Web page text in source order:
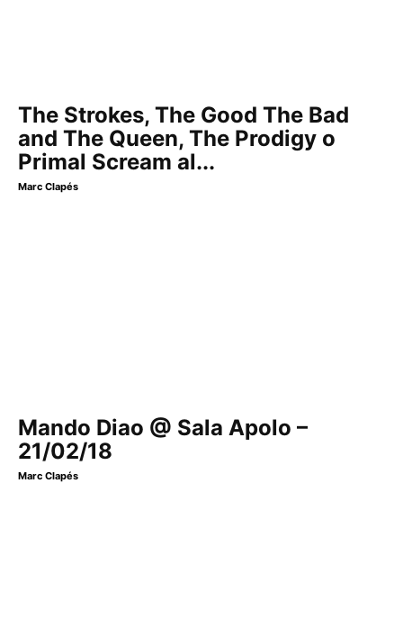
The Strokes, The Good The Bad
and The Queen, The Prodigy o
Primal Scream al...
Marc Clapés
Mando Diao @ Sala Apolo –
21/02/18
Marc Clapés